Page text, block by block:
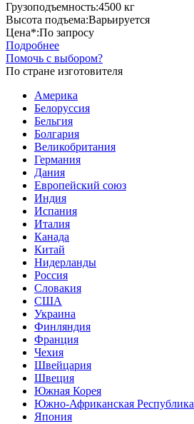
Грузоподъемность:4500 кг
Высота подъема:Варьируется
Цена*:По запросу
Подробнее
Помочь с выбором?
По стране изготовителя
Америка
Белоруссия
Бельгия
Болгария
Великобритания
Германия
Дания
Европейский союз
Индия
Испания
Италия
Канада
Китай
Нидерланды
Россия
Словакия
США
Украина
Финляндия
Франция
Чехия
Швейцария
Швеция
Южная Корея
Южно-Африканская Республика
Япония